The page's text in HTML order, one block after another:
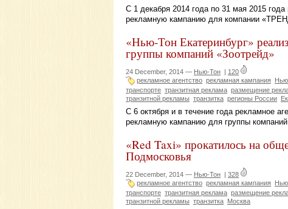
С 1 декабря 2014 года по 31 мая 2015
рекламную кампанию для компании
«Нью-Тон Екатеринбург»
группы компаний «Зоотрейд»
24 December, 2014 — Нью-Тон | 120
рекламное агентство рекламная кампания
транспорте транзитная реклама размещение
транзитной рекламы транзитка регионы России
С 6 октября и в течение года рекламное
рекламную кампанию для группы
«Red Taxi» прокатилось на
Подмосковья
22 December, 2014 — Нью-Тон | 328
рекламное агентство рекламная кампания
транспорте транзитная реклама размещение
транзитной рекламы транзитка Москва